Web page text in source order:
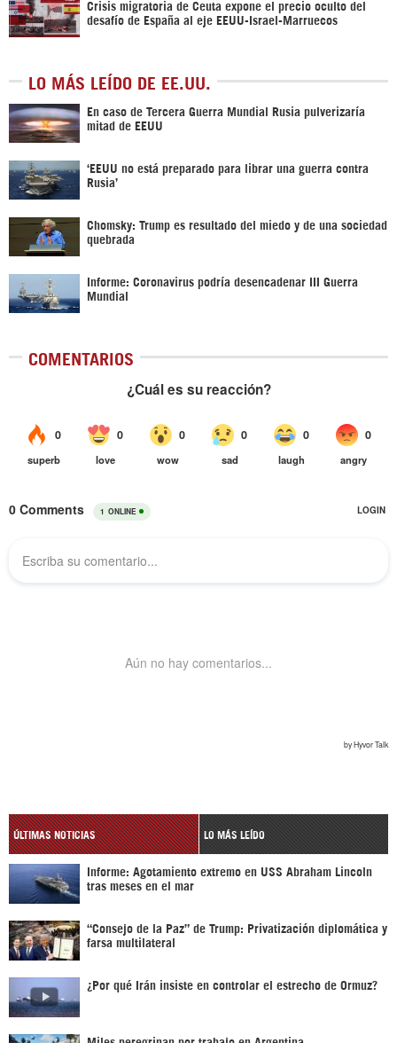
Crisis migratoria de Ceuta expone el precio oculto del
desafío de España al eje EEUU-Israel-Marruecos
LO MÁS LEÍDO DE EE.UU.
En caso de Tercera Guerra Mundial Rusia pulverizaría
mitad de EEUU
‘EEUU no está preparado para librar una guerra contra
Rusia’
Chomsky: Trump es resultado del miedo y de una sociedad
quebrada
Informe: Coronavirus podría desencadenar III Guerra
Mundial
COMENTARIOS
ÚLTIMAS NOTICIAS LO MÁS LEÍDO
Informe: Agotamiento extremo en USS Abraham Lincoln
tras meses en el mar
“Consejo de la Paz” de Trump: Privatización diplomática y
farsa multilateral
¿Por qué Irán insiste en controlar el estrecho de Ormuz?
Miles peregrinan por trabajo en Argentina